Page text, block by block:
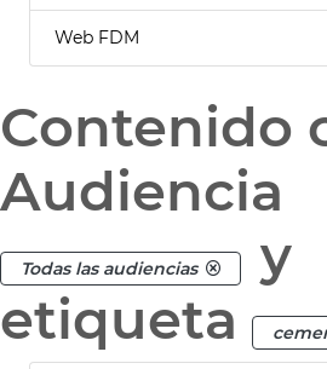
Web FDM
Contenido
Audiencia
Todas las audiencias
y
etiqueta